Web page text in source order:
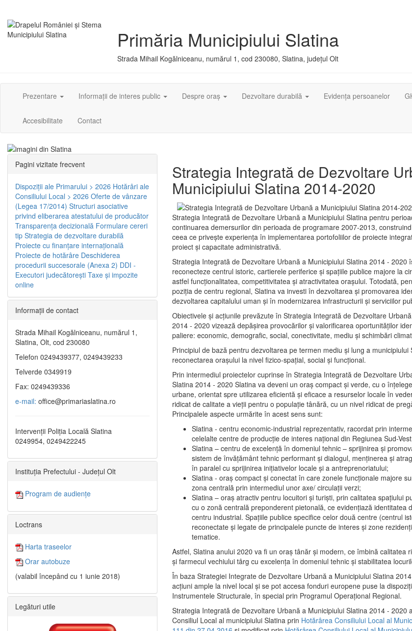
Primăria Municipiului Slatina
Strada Mihail Kogălniceanu, numărul 1, cod 230080, Slatina, județul Olt
Prezentare Informații de interes public Despre oraș Dezvoltare durabilă Evidența persoanelor
Accesibilitate Contact
Strategia Integrată de Dezvoltare
Municipiului Slatina 2014-2020
Strategia Integrată de Dezvoltare Urbană a Municipiului Slatina pentru
continuarea demersurilor din perioada de programare 2007-2013,
ceea ce priveşte experienţa în implementarea portofoliilor de proiecte
proiect și capacitate administrativă.
Strategia Integrată de Dezvoltare Urbană a Municipiului Slatina 2014 - 2020
reconecteze centrul istoric, cartierele periferice şi spaţiile publice majore la
astfel funcţionalitatea, competitivitatea şi atractivitatea oraşului. Totodată,
poziţia de centru regional, Slatina va investi în dezvoltarea şi promovarea
dezvoltarea capitalului uman şi în modernizarea infrastructurii şi serviciilor
Obiectivele şi acţiunile prevăzute în Strategia Integrată de Dezvoltare
2014 - 2020 vizează depășirea provocărilor şi valorificarea oportunităţilor
paliere: economic, demografic, social, conectivitate, mediu şi schimbări
Principiul de bază pentru dezvoltarea pe termen mediu şi lung a municipiului
reconectarea oraşului la nivel fizico-spaţial, social şi funcţional.
Prin intermediul proiectelor cuprinse în Strategia Integrată de Dezvoltare
Slatina 2014 - 2020 Slatina va deveni un oraş compact şi verde, cu o
urbane, orientat spre utilizarea eficientă şi eficace a resurselor locale în
ridicat de calitate a vieţii pentru o populaţie tânără, cu un nivel ridicat de
Principalele aspecte urmărite în acest sens sunt:
Slatina - centru economic-industrial reprezentativ, racordat prin
celelalte centre de producţie de interes naţional din Regiunea Sud-
Slatina – centru de excelenţă în domeniul tehnic – sprijinirea şi
sistem de învăţământ tehnic performant şi dialogul, menţinerea şi
în paralel cu sprijinirea iniţiativelor locale şi a antreprenoriatului;
Slatina - oraş compact şi conectat în care zonele funcţionale majore
zona centrală prin intermediul unor axe/ circulații verzi;
Slatina – oraş atractiv pentru locuitori şi turişti, prin calitatea spaţiului
cu o zonă centrală preponderent pietonală, ce evidenţiază identitatea
centru industrial. Spaţiile publice specifice celor două centre (centrul
reconectate şi legate de principalele puncte de interes şi zone
tematice.
Astfel, Slatina anului 2020 va fi un oraş tânăr şi modern, ce îmbină calitatea
şi farmecul vechiului târg cu excelenţa în domeniul tehnic şi stabilitatea
În baza Strategiei Integrate de Dezvoltare Urbană a Municipiului Slatina
acţiuni ample la nivel local şi se pot accesa fonduri europene puse la
Instrumentele Structurale, în special prin Programul Operațional Regional.
Strategia Integrată de Dezvoltare Urbană a Municipiului Slatina 2014 - 2020
Consiliul Local al municipiului Slatina prin Hotărârea Consiliului Local al
Pagini vizitate frecvent
Dispoziţii ale Primarului > 2026 Hotărâri ale
Consiliului Local > 2026 Oferte de vânzare
(Legea 17/2014) Structuri asociative
privind eliberarea atestatului de producător
Transparenţa decizională Formulare cereri
tip Strategia de dezvoltare durabilă
Proiecte cu finanţare internaţională
Proiecte de hotărâre Deschiderea
procedurii succesorale (Anexa 2) DDI -
Executori judecătorești Taxe şi impozite
online
Informaţii de contact
Strada Mihail Kogălniceanu, numărul 1,
Slatina, Olt, cod 230080
Telefon 0249439377, 0249439233
Telverde 0349919
Fax: 0249439336
e-mail: office@primariaslatina.ro
Intervenții Poliția Locală Slatina
0249954, 0249422245
Instituția Prefectului - Județul Olt
Program de audiențe
Loctrans
Harta traseelor
Orar autobuze
(valabil începând cu 1 iunie 2018)
Legături utile